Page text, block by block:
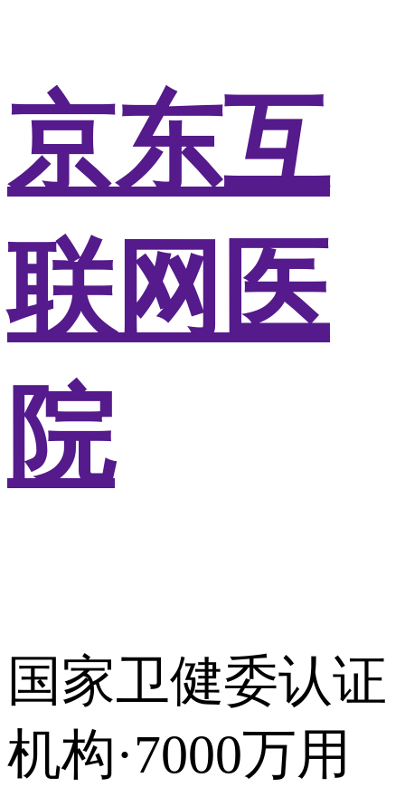
京东互
联网医
院
国家卫健委认证
机构·7000万用